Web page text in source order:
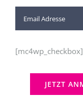
[mc4wp_checkbox]